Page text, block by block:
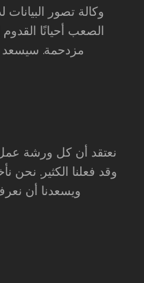
وكالة تصور البيانات
الصعب أحيانًا
مزدحمة. سيسعد
نعتقد أن كل ورشة عمل
وقد فعلنا الكثير.
ويسعدنا أن